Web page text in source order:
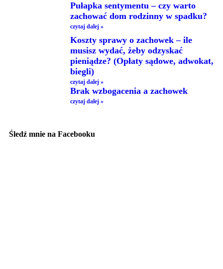
Pułapka sentymentu – czy warto
zachować dom rodzinny w spadku?
czytaj dalej »
Koszty sprawy o zachowek – ile
musisz wydać, żeby odzyskać
pieniądze? (Opłaty sądowe, adwokat,
biegli)
czytaj dalej »
Brak wzbogacenia a zachowek
czytaj dalej »
Śledź mnie na Facebooku